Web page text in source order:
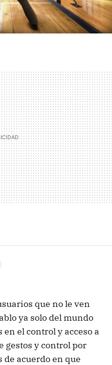
que no le ven
ya solo del mundo
el control y acceso a
gestos y control por
de acuerdo en que